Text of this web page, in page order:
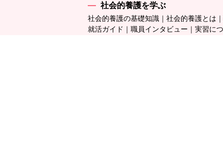
社会的養護を学ぶ
社会的養護の基礎知識 社会的養護とは
就活ガイド
職員インタビュー 実習に